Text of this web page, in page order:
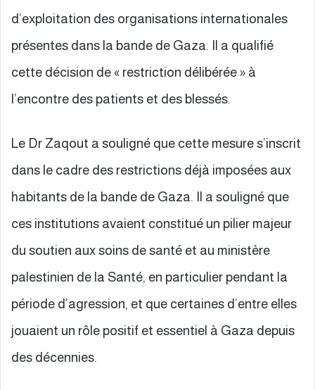
d’exploitation des organisations internationales
présentes dans la bande de Gaza. Il a qualifié
cette décision de « restriction délibérée » à
l’encontre des patients et des blessés.
Le Dr Zaqout a souligné que cette mesure s’inscrit
dans le cadre des restrictions déjà imposées aux
habitants de la bande de Gaza. Il a souligné que
ces institutions avaient constitué un pilier majeur
du soutien aux soins de santé et au ministère
palestinien de la Santé, en particulier pendant la
période d’agression, et que certaines d’entre elles
jouaient un rôle positif et essentiel à Gaza depuis
des décennies.